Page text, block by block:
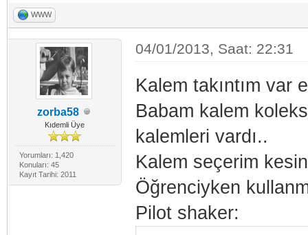
WWW
zorba58
Kıdemli Üye
Yorumları: 1,420
Konuları: 45
Kayıt Tarihi: 2011
04/01/2013, Saat: 22:31
Kalem takıntım var
Babam kalem
kalemleri vardı..
Kalem seçerim
Öğrenciyken
Pilot shaker: